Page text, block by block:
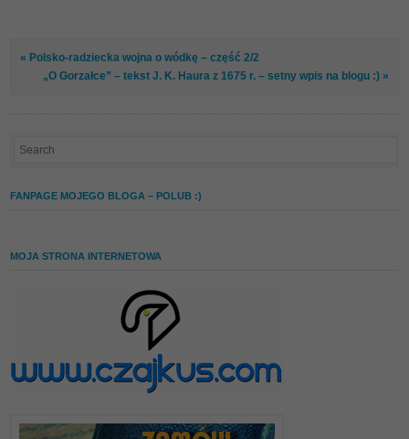
« Polsko-radziecka wojna o wódkę – część 2/2
„O Gorzałce” – tekst J. K. Haura z 1675 r. – setny wpis na blogu :) »
FANPAGE MOJEGO BLOGA – POLUB :)
MOJA STRONA INTERNETOWA